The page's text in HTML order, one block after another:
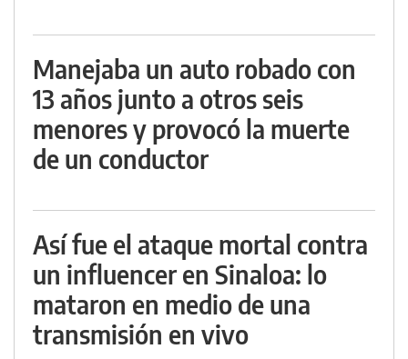
Manejaba un auto robado con
13 años junto a otros seis
menores y provocó la muerte
de un conductor
Así fue el ataque mortal contra
un influencer en Sinaloa: lo
mataron en medio de una
transmisión en vivo